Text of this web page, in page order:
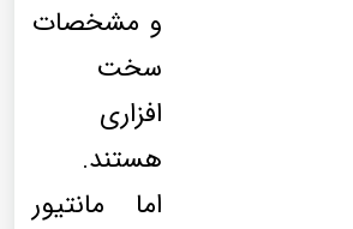
و مشخصات
سخت
افزاری
هستند.
اما مانتیور